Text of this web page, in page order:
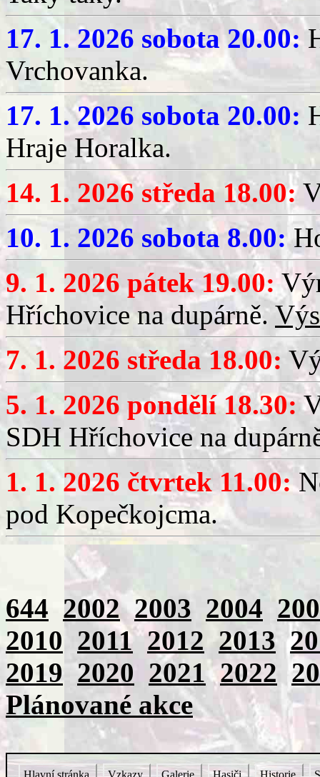
17. 1. 2026 sobota 20.00:
Vrchovanka.
17. 1. 2026 sobota 20.00:
Hraje Horalka.
14. 1. 2026 středa 18.00:
10. 1. 2026 sobota 8.00:
9. 1. 2026 pátek 19.00:
Hříchovice na dupárně.
7. 1. 2026 středa 18.00:
5. 1. 2026 pondělí 18.30:
SDH Hříchovice na
1. 1. 2026 čtvrtek 11.00:
pod Kopečkojcma.
644 2002 2003 2004
2010 2011 2012 2013
2019 2020 2021 2022
Plánované akce
Hlavní stránka Vzkazy Galerie Hasiči Historie